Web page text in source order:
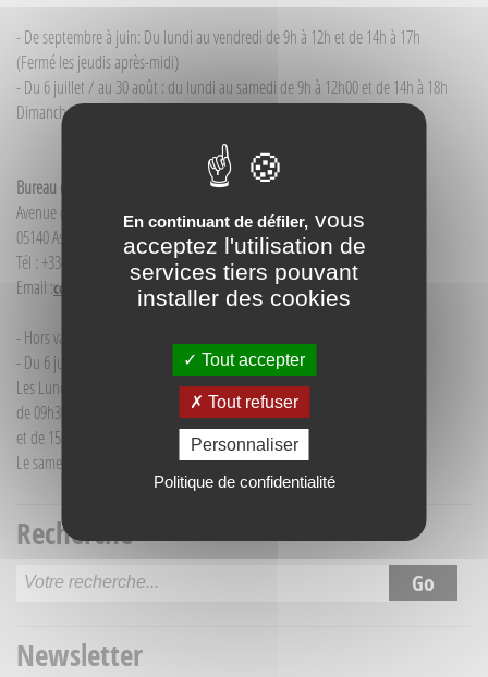
- De septembre à juin: Du lundi au vendredi de 9h à 12h et de 14h à 17h
(Fermé les jeudis après-midi)
- Du 6 juillet / au 30 août : du lundi au samedi de 9h à 12h00 et de 14h à 18h
Dimanche et jour férié : 9h à 12h00
Bureau d'Informations touristiques Aspres-sur-Buëch
Avenue de la Gare
05140 Aspres-sur-Buëch - France
Tél : +33(0)4 92 58 68 88
Email :contact@sources-du-buech.com
- Hors vacances d'été : mardi de 9h30 à 12h00
- Du 6 juillet au 30 août :
Les Lundi et Mercredi
de 09h30 à 12h30
et de 15h30 à 18h00
Le samedi matin de 09h30 à 12h30
Recherche
Newsletter
En continuant de défiler, vous
acceptez l'utilisation de
services tiers pouvant
installer des cookies
Tout accepter
Tout refuser
Personnaliser
Politique de confidentialité